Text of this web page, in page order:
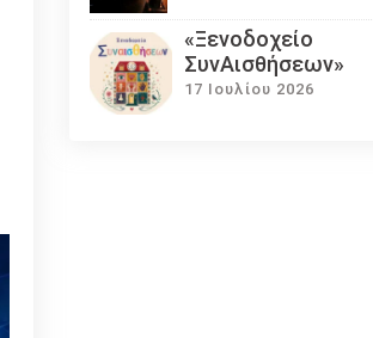
«Ξενοδοχείο
ΣυνΑισθήσεων»
17 Ιουλίου 2026